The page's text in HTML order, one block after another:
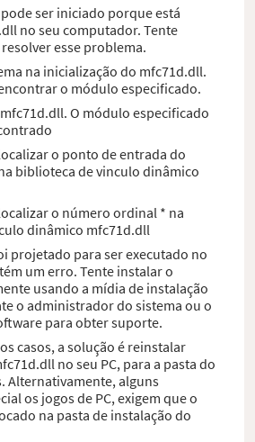
ser iniciado porque está
no seu computador. Tente
esse problema.
na inicialização do mfc71d.dll.
o módulo especificado.
O módulo especificado
o ponto de entrada do
biblioteca de vinculo dinâmico
o número ordinal * na
dinâmico mfc71d.dll
projetado para ser executado no
um erro. Tente instalar o
usando a mídia de instalação
o administrador do sistema ou o
para obter suporte.
casos, a solução é reinstalar
no seu PC, para a pasta do
Alternativamente, alguns
os jogos de PC, exigem que o
na pasta de instalação do